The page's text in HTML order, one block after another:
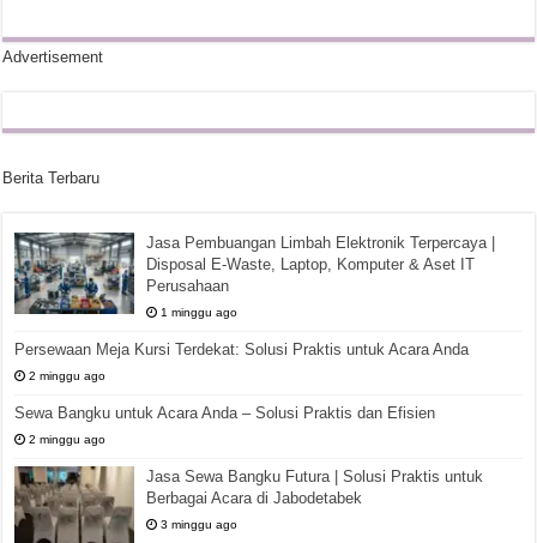
Advertisement
Berita Terbaru
Jasa Pembuangan Limbah Elektronik Terpercaya |
Disposal E-Waste, Laptop, Komputer & Aset IT
Perusahaan
1 minggu ago
Persewaan Meja Kursi Terdekat: Solusi Praktis untuk Acara Anda
2 minggu ago
Sewa Bangku untuk Acara Anda – Solusi Praktis dan Efisien
2 minggu ago
Jasa Sewa Bangku Futura | Solusi Praktis untuk
Berbagai Acara di Jabodetabek
3 minggu ago